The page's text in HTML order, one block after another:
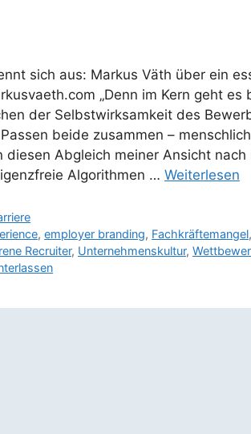
sich aus: Markus Väth über ein
„Denn im Kern geht es
der Selbstwirksamkeit des
beide zusammen –
diesen Abgleich meiner Ansicht
Algorithmen … Weiterlesen
,employer branding, Fachkräftemangel,
Recruiter, Unternehmenskultur,